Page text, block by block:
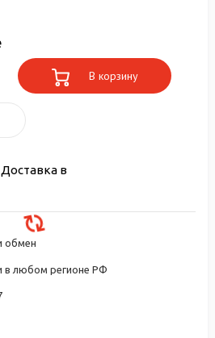
В корзину
Доставка в
обмен
в любом регионе РФ